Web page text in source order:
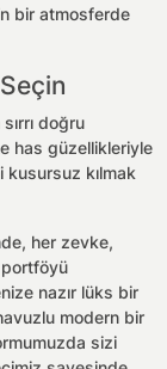
bir atmosferde
doğru
has güzellikleriyle
kılmak
her zevke,
nazır lüks bir
modern bir
sizi